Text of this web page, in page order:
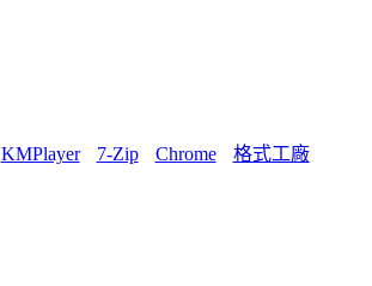
KMPlayer 7-Zip Chrome 格式工廠